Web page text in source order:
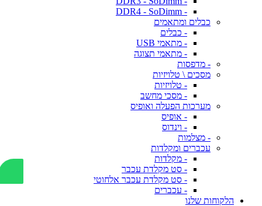
- DDR4 - SoDimm
כבלים ומתאמים
- כבלים
- מתאמי USB
- מתאמי תצוגה
- מדפסות
מסכים \ טלויזיות
- טלויזיות
- מסכי מחשב
מערכות הפעלה ואופיס
- אופיס
- וינדוס
- מצלמות
עכברים ומקלדות
- מקלדות
- סט מקלדת עכבר
- סט מקלדת עכבר אלחוטי
- עכברים
הלקוחות שלנו